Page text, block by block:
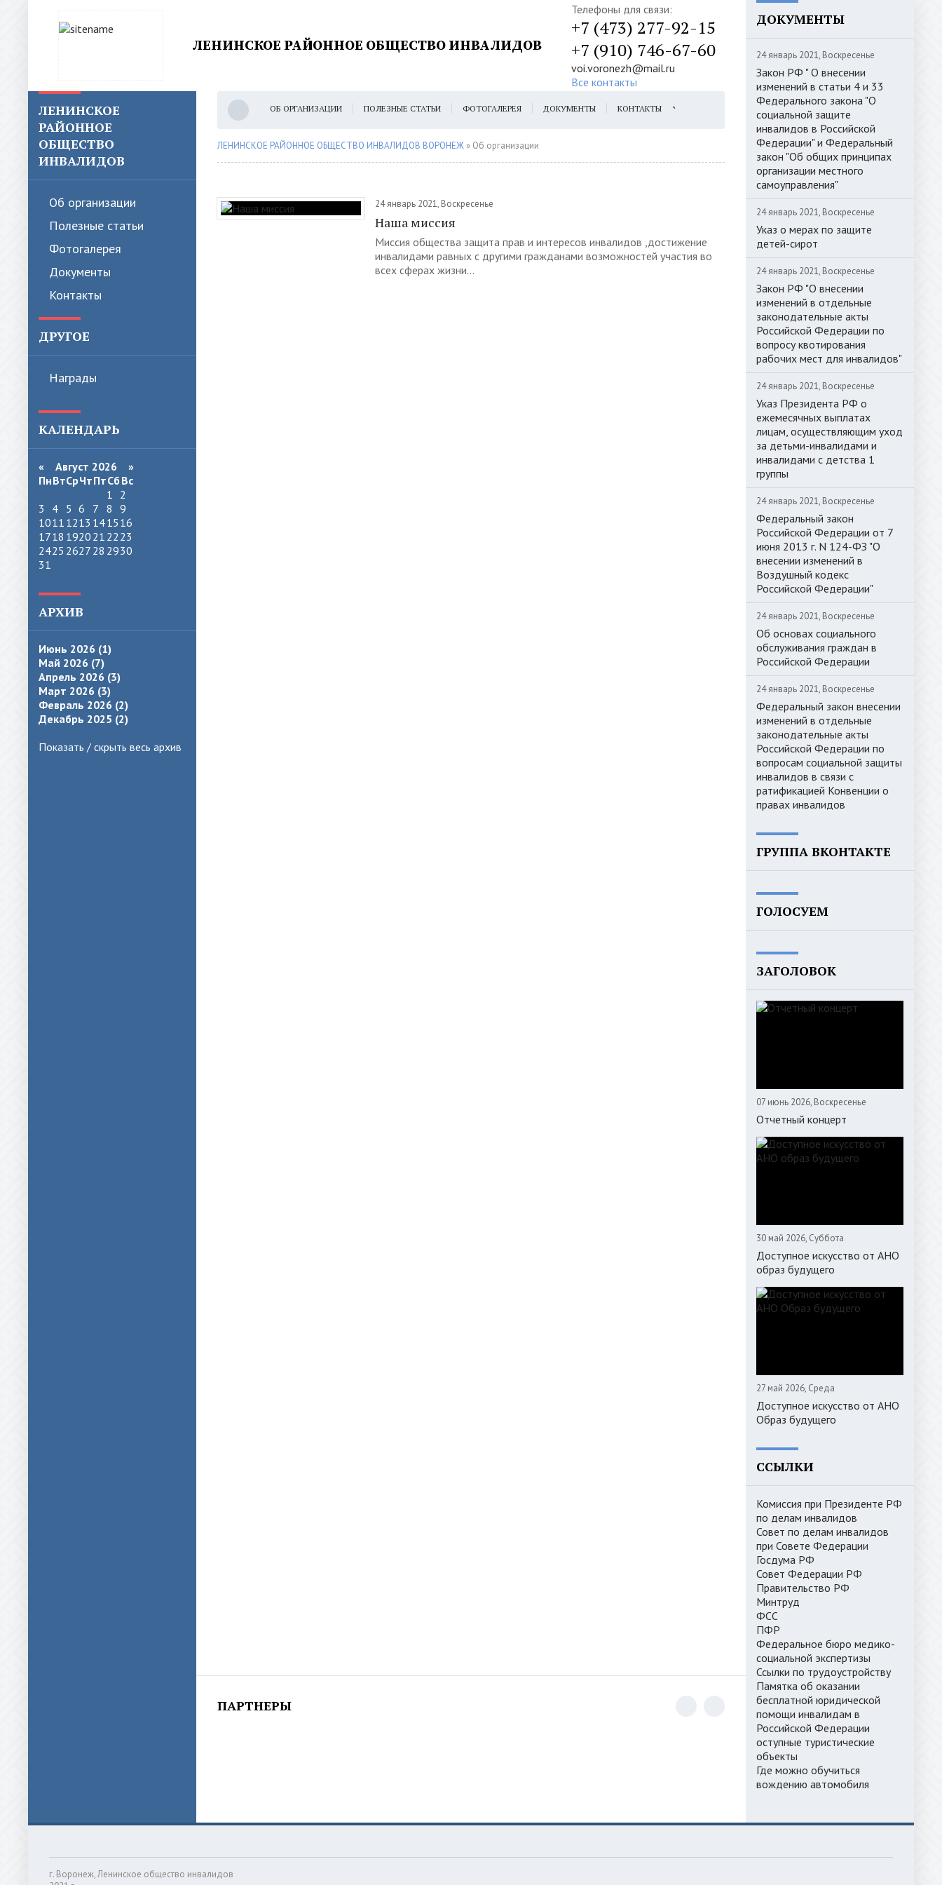
ЛЕНИНСКОЕ РАЙОННОЕ ОБЩЕСТВО ИНВАЛИДОВ
Телефоны для связи:
+7 (473) 277-92-15
+7 (910) 746-67-60
voi.voronezh@mail.ru
Все контакты
ЛЕНИНСКОЕ
РАЙОННОЕ
ОБЩЕСТВО
ИНВАЛИДОВ
Об организации
Полезные статьи
Фотогалерея
Документы
Контакты
ДРУГОЕ
Награды
КАЛЕНДАРЬ
« Август 2026 »
ПнВтСрЧтПтСб Вс
1 2
3
4 5 6 7 8 9
1011 1213 1415 16
1718 1920 21 22 23
2425 2627 28 2930
31
АРХИВ
Июнь 2026 (1)
Май 2026 (7)
Апрель 2026 (3)
Март 2026 (3)
Февраль 2026 (2)
Декабрь 2025 (2)
Показать / скрыть весь архив
ОБ ОРГАНИЗАЦИИ `
ПОЛЕЗНЫЕ СТАТЬИ ФОТОГАЛЕРЕЯ ДОКУМЕНТЫ КОНТАКТЫ
ЛЕНИНСКОЕ РАЙОННОЕ ОБЩЕСТВО ИНВАЛИДОВ ВОРОНЕЖ » Об организации
24 январь 2021, Воскресенье
Наша миссия
Миссия общества защита прав и интересов инвалидов ,достижение
инвалидами равных с другими гражданами возможностей участия во
всех сферах жизни...
ПАРТНЕРЫ
ДОКУМЕНТЫ
24 январь 2021, Воскресенье
Закон РФ " О внесении
изменений в статьи 4 и 33
Федерального закона "О
социальной защите
инвалидов в Российской
Федерации" и Федеральный
закон "Об общих принципах
организации местного
самоуправления"
24 январь 2021, Воскресенье
Указ о мерах по защите
детей-сирот
24 январь 2021, Воскресенье
Закон РФ "О внесении
изменений в отдельные
законодательные акты
Российской Федерации по
вопросу квотирования
рабочих мест для инвалидов"
24 январь 2021, Воскресенье
Указ Президента РФ о
ежемесячных выплатах
лицам, осуществляющим уход
за детьми-инвалидами и
инвалидами с детства 1
группы
24 январь 2021, Воскресенье
Федеральный закон
Российской Федерации от 7
июня 2013 г. N 124-ФЗ "О
внесении изменений в
Воздушный кодекс
Российской Федерации"
24 январь 2021, Воскресенье
Об основах социального
обслуживания граждан в
Российской Федерации
24 январь 2021, Воскресенье
Федеральный закон внесении
изменений в отдельные
законодательные акты
Российской Федерации по
вопросам социальной защиты
инвалидов в связи с
ратификацией Конвенции о
правах инвалидов
ГРУППА ВКОНТАКТЕ
ГОЛОСУЕМ
ЗАГОЛОВОК
07 июнь 2026, Воскресенье
Отчетный концерт
30 май 2026, Суббота
Доступное искусство от АНО
образ будущего
27 май 2026, Среда
Доступное искусство от АНО
Образ будущего
CCЫЛКИ
Комиссия при Президенте РФ
по делам инвалидов
Совет по делам инвалидов
при Совете Федерации
Госдума РФ
Совет Федерации РФ
Правительство РФ
Минтруд
ФСС
ПФР
Федеральное бюро медико-
социальной экспертизы
Ссылки по трудоустройству
Памятка об оказании
бесплатной юридической
помощи инвалидам в
Российской Федерации
оступные туристические
объекты
Где можно обучиться
вождению автомобиля
г. Воронеж, Ленинское общество инвалидов